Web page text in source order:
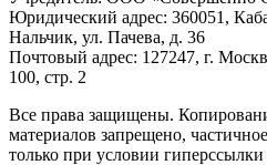
Юридический адрес: 360051,
Нальчик, ул. Пачева, д. 36
Почтовый адрес: 127247, г.
100, стр. 2
Все права защищены.
материалов запрещено,
только при условии гиперссылки